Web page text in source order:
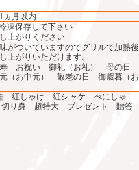
ヵ月以内
凍保存して下さい
上がりください
がついていますのでグリルで加熱後
上がりいただけます。
お祝い 御礼（お礼） 母の日
（お中元） 敬老の日 御歳暮（お
紅しゃけ 紅シャケ べにしゃ
り身 超特大 プレゼント 贈答